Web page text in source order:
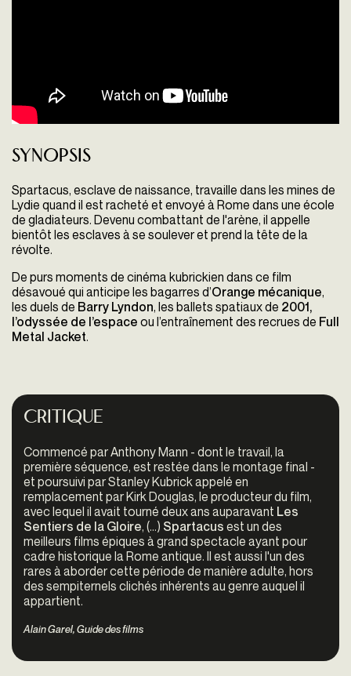
Synopsis
Spartacus, esclave de naissance, travaille dans les mines de
Lydie quand il est racheté et envoyé à Rome dans une école
de gladiateurs. Devenu combattant de l'arène, il appelle
bientôt les esclaves à se soulever et prend la tête de la
révolte.
De purs moments de cinéma kubrickien dans ce film
désavoué qui anticipe les bagarres d’Orange mécanique,
les duels de Barry Lyndon, les ballets spatiaux de 2001,
l’odyssée de l’espace ou l’entraînement des recrues de Full
Metal Jacket.
Critique
Commencé par Anthony Mann - dont le travail, la
première séquence, est restée dans le montage final -
et poursuivi par Stanley Kubrick appelé en
remplacement par Kirk Douglas, le producteur du film,
avec lequel il avait tourné deux ans auparavant Les
Sentiers de la Gloire, (...) Spartacus est un des
meilleurs films épiques à grand spectacle ayant pour
cadre historique la Rome antique. Il est aussi l'un des
rares à aborder cette période de manière adulte, hors
des sempiternels clichés inhérents au genre auquel il
appartient.
Alain Garel, Guide des films